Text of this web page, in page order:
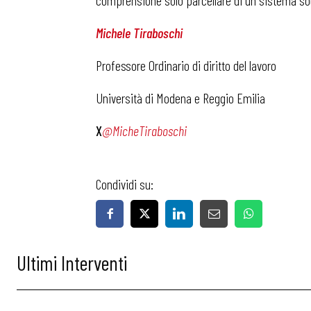
Michele Tiraboschi
Professore Ordinario di diritto del lavoro
Università di Modena e Reggio Emilia
X@MicheTiraboschi
Condividi su:
Ultimi Interventi